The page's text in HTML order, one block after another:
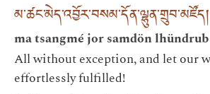
ma tsangmé jor samdön
All without exception, and let our
effortlessly fulfilled!